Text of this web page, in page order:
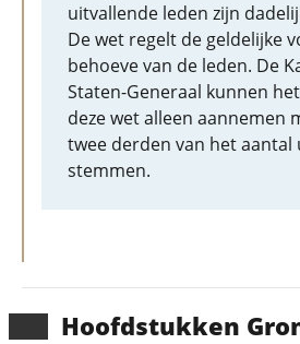
Hoofd­stukken
uitvallende leden zijn
De wet regelt de geldelijke
behoeve van de leden. De
Staten-Generaal kunnen
deze wet alleen aannemen
twee derden van het
stemmen.